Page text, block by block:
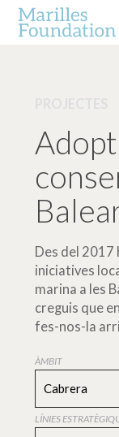
Des del
iniciatives
marina a les
creguis que
fes-nos-la
ÀMBIT
Cabrera
LÍNIES